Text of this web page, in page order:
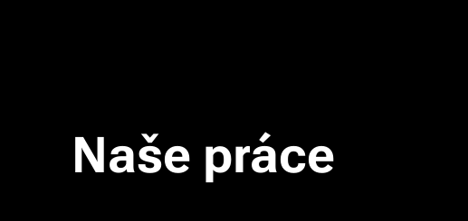
Naše práce